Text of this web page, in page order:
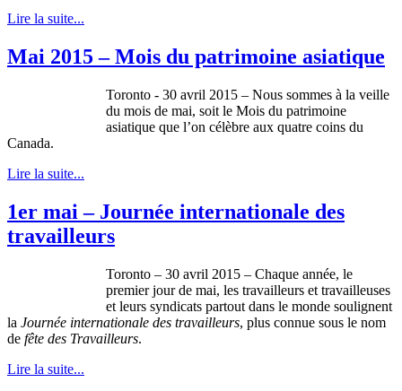
Lire la suite...
Mai 2015 – Mois du patrimoine asiatique
Toronto - 30 avril 2015 – Nous sommes à la veille
du mois de mai, soit le Mois du patrimoine
asiatique que l’on célèbre aux quatre coins du
Canada.
Lire la suite...
1er mai – Journée internationale des
travailleurs
Toronto – 30 avril 2015 – Chaque année, le
premier jour de mai, les travailleurs et travailleuses
et leurs syndicats partout dans le monde soulignent
la Journée internationale des travailleurs, plus connue sous le nom
de fête des Travailleurs.
Lire la suite...